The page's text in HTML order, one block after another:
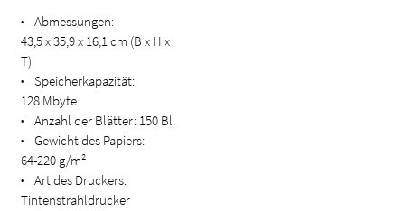
•
Abmessungen:
43,5 x 35,9 x 16,1 cm (B x H x
T)
•
Speicherkapazität:
128 Mbyte
• Anzahl der Blätter: 150 Bl.
•
Gewicht des Papiers:
64-220 g/m²
•
Art des Druckers:
Tintenstrahldrucker